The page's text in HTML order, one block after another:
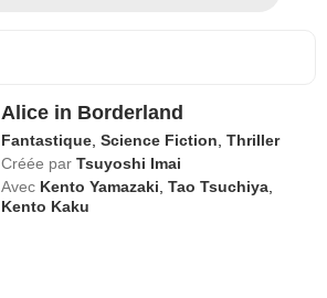
Alice in Borderland
Fantastique ,Science Fiction ,Thriller
Créée par Tsuyoshi Imai
Avec Kento Yamazaki ,Tao Tsuchiya
Kento Kaku